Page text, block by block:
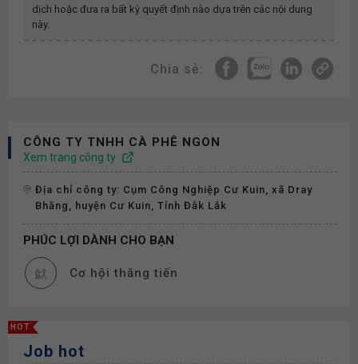
dịch hoặc đưa ra bất kỳ quyết định nào dựa trên các nội dung
này.
Chia sẻ:
CÔNG TY TNHH CÀ PHÊ NGON
Xem trang công ty
Địa chỉ công ty: Cụm Công Nghiệp Cư Kuin, xã Dray
Bhăng, huyện Cư Kuin, Tỉnh Đắk Lắk
PHÚC LỢI DÀNH CHO BẠN
Cơ hội thăng tiến
HOT
Job hot